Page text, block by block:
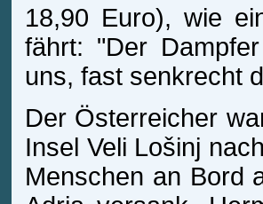
18,90 Euro), wie
fährt: "Der
uns, fast senkrecht
Der Österreicher
Insel Veli Lošinj
Menschen an Bord